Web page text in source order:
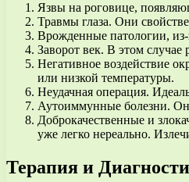
Язвы на роговице,
Травмы глаза. Они
Врожденные патологии,
Заворот век. В этом
Негативное воздействие
или низкой температуры.
Неудачная операция.
Аутоиммунные болезни.
Доброкачественные и
уже легко нереально.
Терапия и